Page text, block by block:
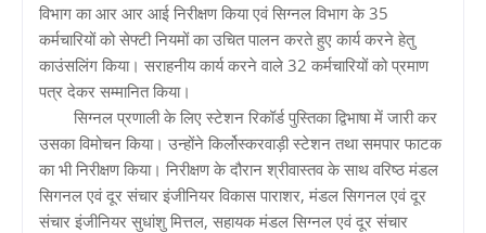
विभाग का आर आर आई निरीक्षण किया एवं सिग्नल विभाग के 35
कर्मचारियों को सेफ्टी नियमों का उचित पालन करते हुए कार्य करने हेतु
काउंसलिंग किया। सराहनीय कार्य करने वाले 32 कर्मचारियों को प्रमाण
पत्र देकर सम्मानित किया।
सिग्नल प्रणाली के लिए स्टेशन रिकॉर्ड पुस्तिका द्विभाषा में जारी कर
उसका विमोचन किया। उन्होंने किर्लोस्करवाड़ी स्टेशन तथा समपार फाटक
का भी निरीक्षण किया। निरीक्षण के दौरान श्रीवास्तव के साथ वरिष्ठ मंडल
सिगनल एवं दूर संचार इंजीनियर विकास पाराशर, मंडल सिगनल एवं दूर
संचार इंजीनियर सुधांशु मित्तल, सहायक मंडल सिग्नल एवं दूर संचार